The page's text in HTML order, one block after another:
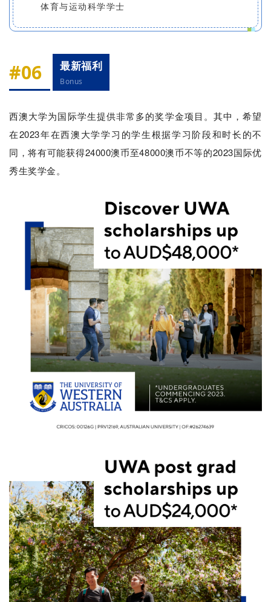
系
我
们
新
西
兰
留
学
访
问
体育与运动科学学士
#06 最新福利
Bonus
西澳大学为国际学生提供非常多的奖学金项目。其中，希望
在2023年在西澳大学学习的学生根据学习阶段和时长的不
同，将有可能获得24000澳币至48000澳币不等的2023国际优
秀生奖学金。